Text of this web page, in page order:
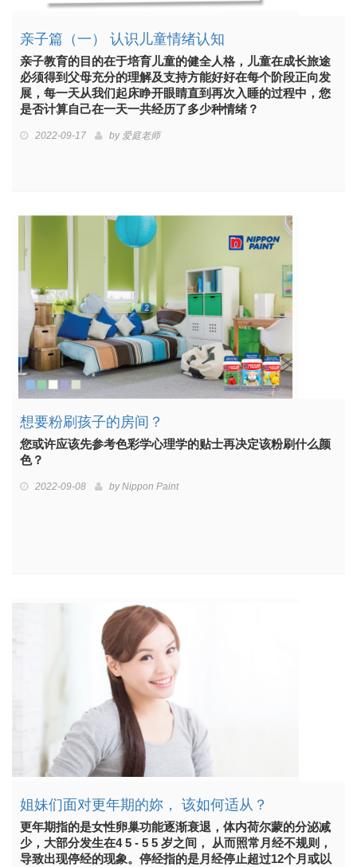
亲子篇（一） 认识儿童情绪认知
亲子教育的目的在于培育儿童的健全人格，儿童在成长旅途
必须得到父母充分的理解及支持方能好好在每个阶段正向发
展，每一天从我们起床睁开眼睛直到再次入睡的过程中，您
是否计算自己在一天一共经历了多少种情绪？
2022-09-17 by爱庭老师
想要粉刷孩子的房间？
您或许应该先参考色彩学心理学的贴士再决定该粉刷什么颜
色？
2022-09-08 byNippon Paint
姐妹们面对更年期的妳， 该如何适从？
更年期指的是女性卵巢功能逐渐衰退，体内荷尔蒙的分泌减
少，大部分发生在4 5 - 5 5 岁之间， 从而照常月经不规则，
导致出现停经的现象。停经指的是月经停止超过12个月或以